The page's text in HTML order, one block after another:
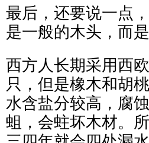
最后，还要说一点
是一般的木头，而
西方人长期采用西
只，但是橡木和胡
水含盐分较高，腐
蛆，会蛀坏木材。